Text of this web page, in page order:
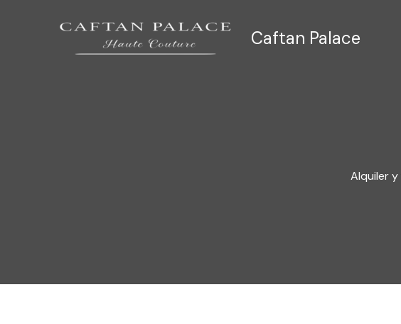
Caftan Palace
Alquiler